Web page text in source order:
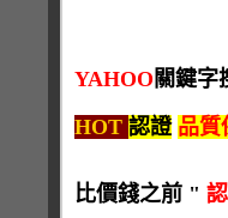
YAHOO 關鍵字
HOT 認證 品質
比價錢之前 "